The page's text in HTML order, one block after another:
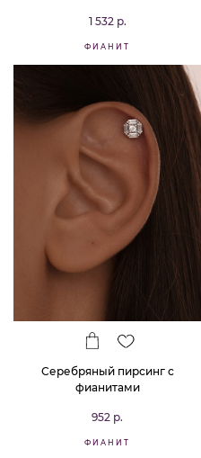
1 532 р.
ФИАНИТ
Серебряный пирсинг с
фианитами
952 р.
ФИАНИТ